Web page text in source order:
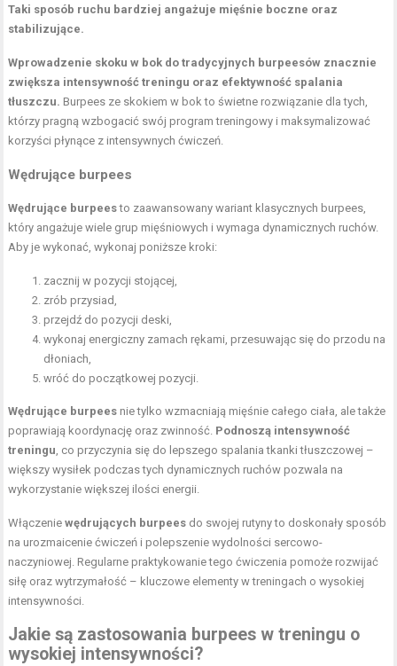
Taki sposób ruchu bardziej angażuje mięśnie boczne oraz
stabilizujące.
Wprowadzenie skoku w bok do tradycyjnych burpeesów znacznie
zwiększa intensywność treningu oraz efektywność spalania
tłuszczu. Burpees ze skokiem w bok to świetne rozwiązanie dla tych,
którzy pragną wzbogacić swój program treningowy i maksymalizować
korzyści płynące z intensywnych ćwiczeń.
Wędrujące burpees
Wędrujące burpeesto zaawansowany wariant klasycznych burpees,
który angażuje wiele grup mięśniowych i wymaga dynamicznych ruchów.
Aby je wykonać, wykonaj poniższe kroki:
zacznij w pozycji stojącej,
zrób przysiad,
przejdź do pozycji deski,
wykonaj energiczny zamach rękami, przesuwając się do przodu na
dłoniach,
wróć do początkowej pozycji.
Wędrujące burpees nie tylko wzmacniają mięśnie całego ciała, ale także
poprawiają koordynację oraz zwinność. Podnoszą intensywność
treningu, co przyczynia się do lepszego spalania tkanki tłuszczowej –
większy wysiłek podczas tych dynamicznych ruchów pozwala na
wykorzystanie większej ilości energii.
Włączeniewędrujących burpees do swojej rutyny to doskonały sposób
na urozmaicenie ćwiczeń i polepszenie wydolności sercowo-
naczyniowej. Regularne praktykowanie tego ćwiczenia pomoże rozwijać
siłę oraz wytrzymałość – kluczowe elementy w treningach o wysokiej
intensywności.
Jakie są zastosowania burpees w treningu o
wysokiej intensywności?